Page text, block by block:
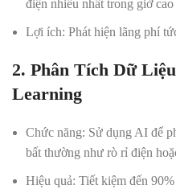
điện nhiều nhất trong giờ cao
Lợi ích: Phát hiện lãng phí
2. Phân Tích Dữ
Learning
Chức năng: Sử dụng AI để
bất thường như rò rỉ điện
Hiệu quả: Tiết kiệm đến